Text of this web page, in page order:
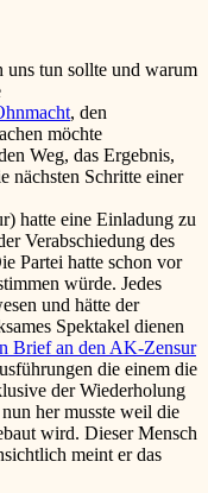
uns tun sollte und warum
, den
möchte
Weg, das Ergebnis,
nächsten Schritte einer
hatte eine Einladung zu
Verabschiedung des
Partei hatte schon vor
würde. Jedes
und hätte der
Spektakel dienen
Brief an den AK-Zensur
die einem die
der Wiederholung
her musste weil die
wird. Dieser Mensch
meint er das